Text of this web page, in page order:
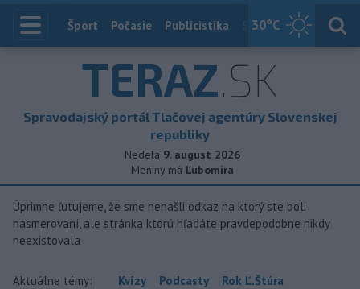
30°C
Index
Šport Počasie Publicistika Slovensko
TERAZ.SK
Spravodajský portál Tlačovej agentúry Slovenskej
republiky
Nedela 9. august 2026
Meniny má Ľubomíra
Úprimne ľutujeme, že sme nenašli odkaz na ktorý ste boli
nasmerovaní, ale stránka ktorú hľadáte pravdepodobne nikdy
neexistovala
Aktuálne témy: Kvízy Podcasty Rok Ľ.Štúra